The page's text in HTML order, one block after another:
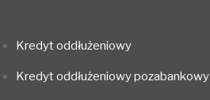
Kredyt oddłużeniowy
Kredyt oddłużeniowy pozabankowy